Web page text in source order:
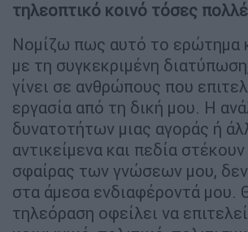
τηλεοπτικό κοινό τόσες
Νομίζω πως αυτό το ερώτημα
με τη συγκεκριμένη
γίνει σε ανθρώπους που
εργασία από τη δική μου. Η
δυνατοτήτων μιας αγοράς ή
αντικείμενα και πεδία
σφαίρας των γνώσεων μου, δεν
στα άμεσα ενδιαφέροντά
τηλεόραση οφείλει να